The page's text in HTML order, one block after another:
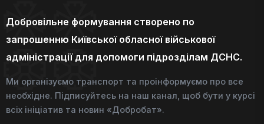
Добровільне формування створено по
запрошенню Київської обласної військової
адміністрації для допомоги підрозділам ДСНС.
Ми організуємо транспорт та проінформуємо про все
необхідне. Підписуйтесь на наш канал, щоб бути у курсі
всіх ініціатив та новин «Добробат».